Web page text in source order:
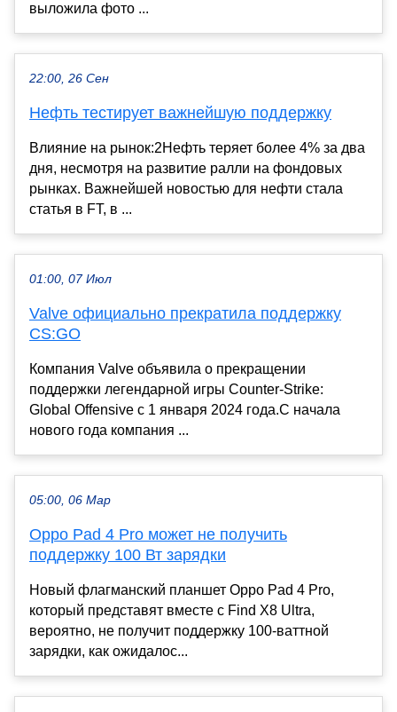
выложила фото ...
22:00, 26 Сен
Нефть тестирует важнейшую поддержку
Влияние на рынок:2Нефть теряет более 4% за два
дня, несмотря на развитие ралли на фондовых
рынках. Важнейшей новостью для нефти стала
статья в FT, в ...
01:00, 07 Июл
Valve официально прекратила поддержку
CS:GO
Компания Valve объявила о прекращении
поддержки легендарной игры Counter-Strike:
Global Offensive с 1 января 2024 года.С начала
нового года компания ...
05:00, 06 Мар
Oppo Pad 4 Pro может не получить
поддержку 100 Вт зарядки
Новый флагманский планшет Oppo Pad 4 Pro,
который представят вместе с Find X8 Ultra,
вероятно, не получит поддержку 100-ваттной
зарядки, как ожидалос...